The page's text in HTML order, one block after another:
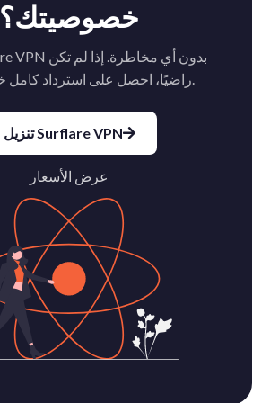
خصوصيتك؟
تنزيل Surflare VPN
عرض الأسعار